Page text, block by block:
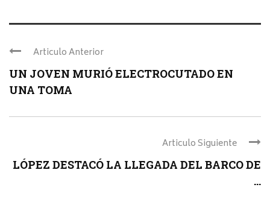
Articulo Anterior
UN JOVEN MURIÓ ELECTROCUTADO EN
UNA TOMA
Articulo Siguiente
LÓPEZ DESTACÓ LA LLEGADA DEL BARCO DE
...